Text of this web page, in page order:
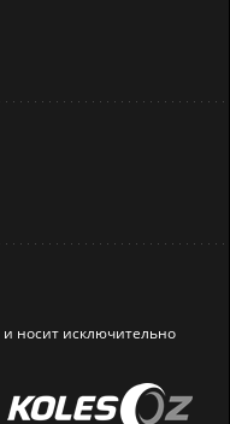
носит исключительно